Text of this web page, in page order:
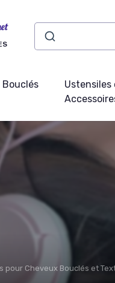
Bouclés
Ustensiles
pour Cheveux Bouclés et